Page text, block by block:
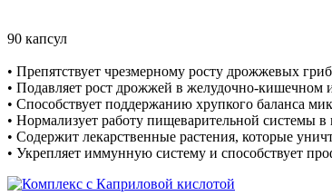
90 капсул
• Препятствует чрезмерному росту дрожжевых
• Подавляет рост дрожжей в желудочно-кишечном
• Способствует поддержанию хрупкого баланса
• Нормализует работу пищеварительной системы в
• Содержит лекарственные растения, которые
• Укрепляет иммунную систему и способствует